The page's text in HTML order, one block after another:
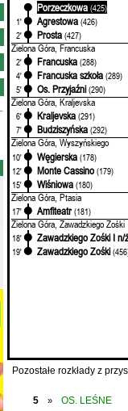
Porzeczkowa (425)
1'
Agrestowa (426)
2'
Prosta (427)
Zielona Góra, Francuska
2' Francuska (288)
4'
Francuska szkoła (289)
5'
Os. Przyjaźni (290)
Zielona Góra, Kraljevska
6' Kraljevska (291)
7'
Budziszyńska (292)
Zielona Góra, Wyszyńskiego
10' Węgierska (178)
12'
Monte Cassino (179)
15'
Wiśniowa (180)
Zielona Góra, Ptasia
17' Amfiteatr (181)
Zielona Góra, Zawadzkiego Zośki
18' Zawadzkiego Zośki I n/
19' Zawadzkiego Zośki
Pozostałe rozkłady z
5 »
OS. LEŚNE